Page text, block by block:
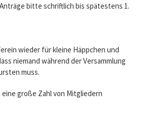
bitte schriftlich bis spätestens 1.
wieder für kleine Häppchen und
niemand während der Versammlung
muss.
große Zahl von Mitgliedern